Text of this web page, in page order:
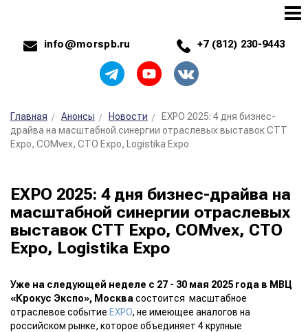
info@morspb.ru +7 (812) 230-9443
Главная Анонсы Новости
EXPO 2025: 4 дня бизнес-
драйва на масштабной синергии отраслевых выставок СТТ
Expo, COMvex, CTO Expo, Logistika Expo
EXPO 2025: 4 дня бизнес-драйва на
масштабной синергии отраслевых
выставок СТТ Expo, COMvex, CTO
Expo, Logistika Expo
Уже на следующей неделе с 27 - 30 мая 2025 года в МВЦ
«Крокус Экспо», Москва состоится масштабное
отраслевое событие EXPO, не имеющее аналогов на
российском рынке, которое объединяет 4 крупные